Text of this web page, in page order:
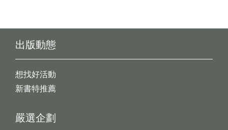
出版動態
想找好活動
新書特推薦
嚴選企劃